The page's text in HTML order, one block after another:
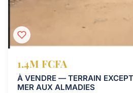
1.4M FCFA
À VENDRE — TERRAIN
MER AUX ALMADIES